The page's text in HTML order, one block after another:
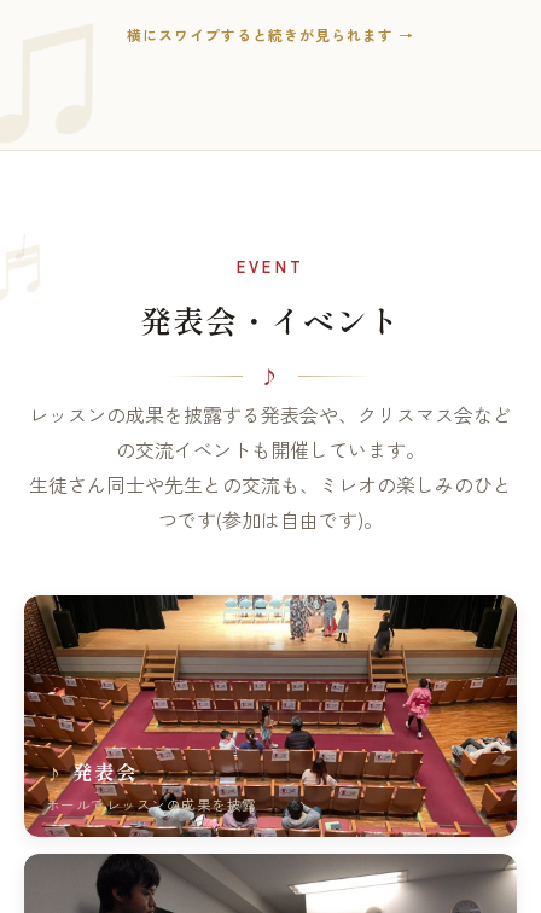
横にスワイプすると続きが見られます →
♩ EVENT
発表会・イベント
レッスンの成果を披露する発表会や、クリスマス会など
の交流イベントも開催しています。
生徒さん同士や先生との交流も、ミレオの楽しみのひと
つです(参加は自由です)。
発表会
ホールでレッスンの成果を披露